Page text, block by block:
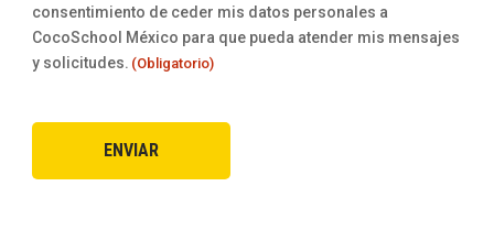
(Obligatorio)
consentimiento de ceder mis datos personales a
CocoSchool México para que pueda atender mis mensajes
y solicitudes. (Obligatorio)